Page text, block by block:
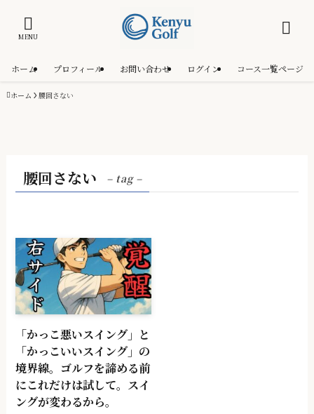
MENU
ホーム プロフィール お問い合わせ ログイン コース一覧ページ
ホーム 腰回さない
腰回さない – tag –
「かっこ悪いスイング」と
「かっこいいスイング」の
境界線。ゴルフを諦める前
にこれだけは試して。スイ
ングが変わるから。